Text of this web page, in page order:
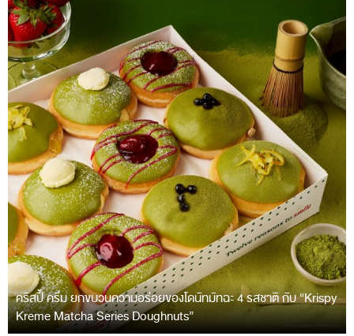
คริสปี้ ครีม ยกขบวนความอร่อยของโดนัทมัทฉะ 4 รสชาติ กับ “Krispy
Kreme Matcha Series Doughnuts”